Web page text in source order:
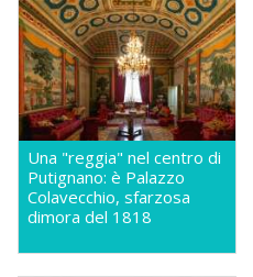
Una "reggia" nel centro di
Putignano: è Palazzo
Colavecchio, sfarzosa
dimora del 1818